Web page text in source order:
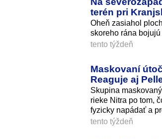
terén pri
Oheň zasiahol
skoreho rána
tento týždeň
Maskovaní
Reaguje aj
Skupina
rieke Nitra po tom,
fyzicky napádať a
tento týždeň